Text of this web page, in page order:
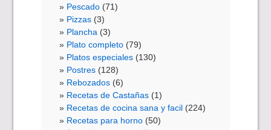
Pescado (71)
Pizzas (3)
Plancha (3)
Plato completo (79)
Platos especiales (130)
Postres (128)
Rebozados (6)
Recetas de Castañas (1)
Recetas de cocina sana y facil (224)
Recetas para horno (50)